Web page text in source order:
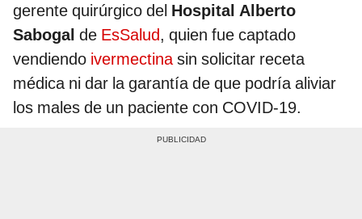
gerente quirúrgico del Hospital Alberto
Sabogal de EsSalud, quien fue captado
vendiendo ivermectinasin solicitar receta
médica ni dar la garantía de que podría aliviar
los males de un paciente con COVID-19.